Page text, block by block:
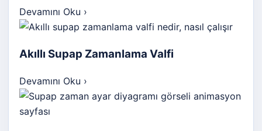
Devamını Oku ›
Akıllı Supap Zamanlama Valfi
Devamını Oku ›